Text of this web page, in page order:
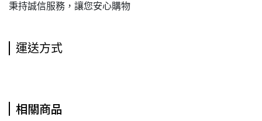
秉持誠信服務，讓您安心購物
運送方式
相關商品